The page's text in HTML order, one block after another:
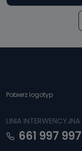
Pobierz logotyp
LINIA INTERWENCYJNA
661 997 997